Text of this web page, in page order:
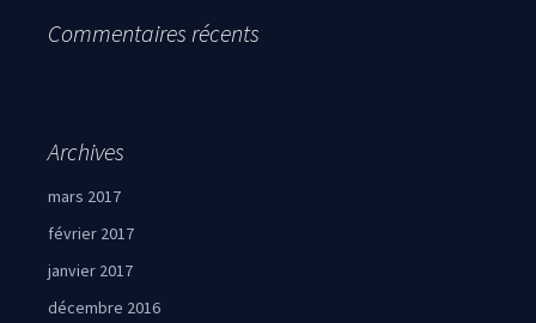
Commentaires récents
Archives
mars 2017
février 2017
janvier 2017
décembre 2016